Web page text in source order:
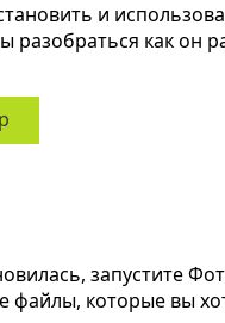
и
как он
запустите
файлы, которые вы